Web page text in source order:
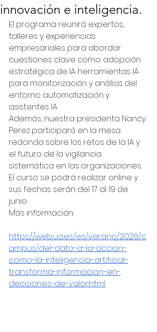
innovación e inteligencia.
El programa reunirá expertos,
talleres y experiencias
empresariales para abordar
cuestiones clave como: adopción
estratégica de IA herramientas IA
para monitorización y análisis del
entorno automatización y
asistentes IA
Además, nuestra presidenta Nancy
Perez participará en la mesa
redonda sobre los retos de la IA y
el futuro de la vigilancia
sistemática en las organizaciones.
El curso se podrá realizar online y
sus fechas serán del 17 al 19 de
junio.
Más información:
https://web.ua.es/es/verano/2026/c
ampus/del-dato-a-la-accion-
como-la-inteligencia-artificial-
transforma-informacion-en-
decisiones-de-valor.html